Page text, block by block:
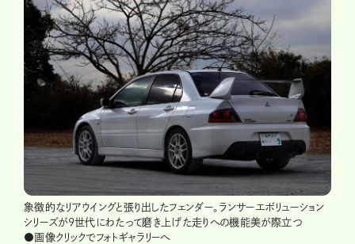
象徴的なリアウイングと張り出したフェンダー。ランサーエボリューション
シリーズが9世代にわたって磨き上げた走りへの機能美が際立つ
●画像クリックでフォトギャラリーへ